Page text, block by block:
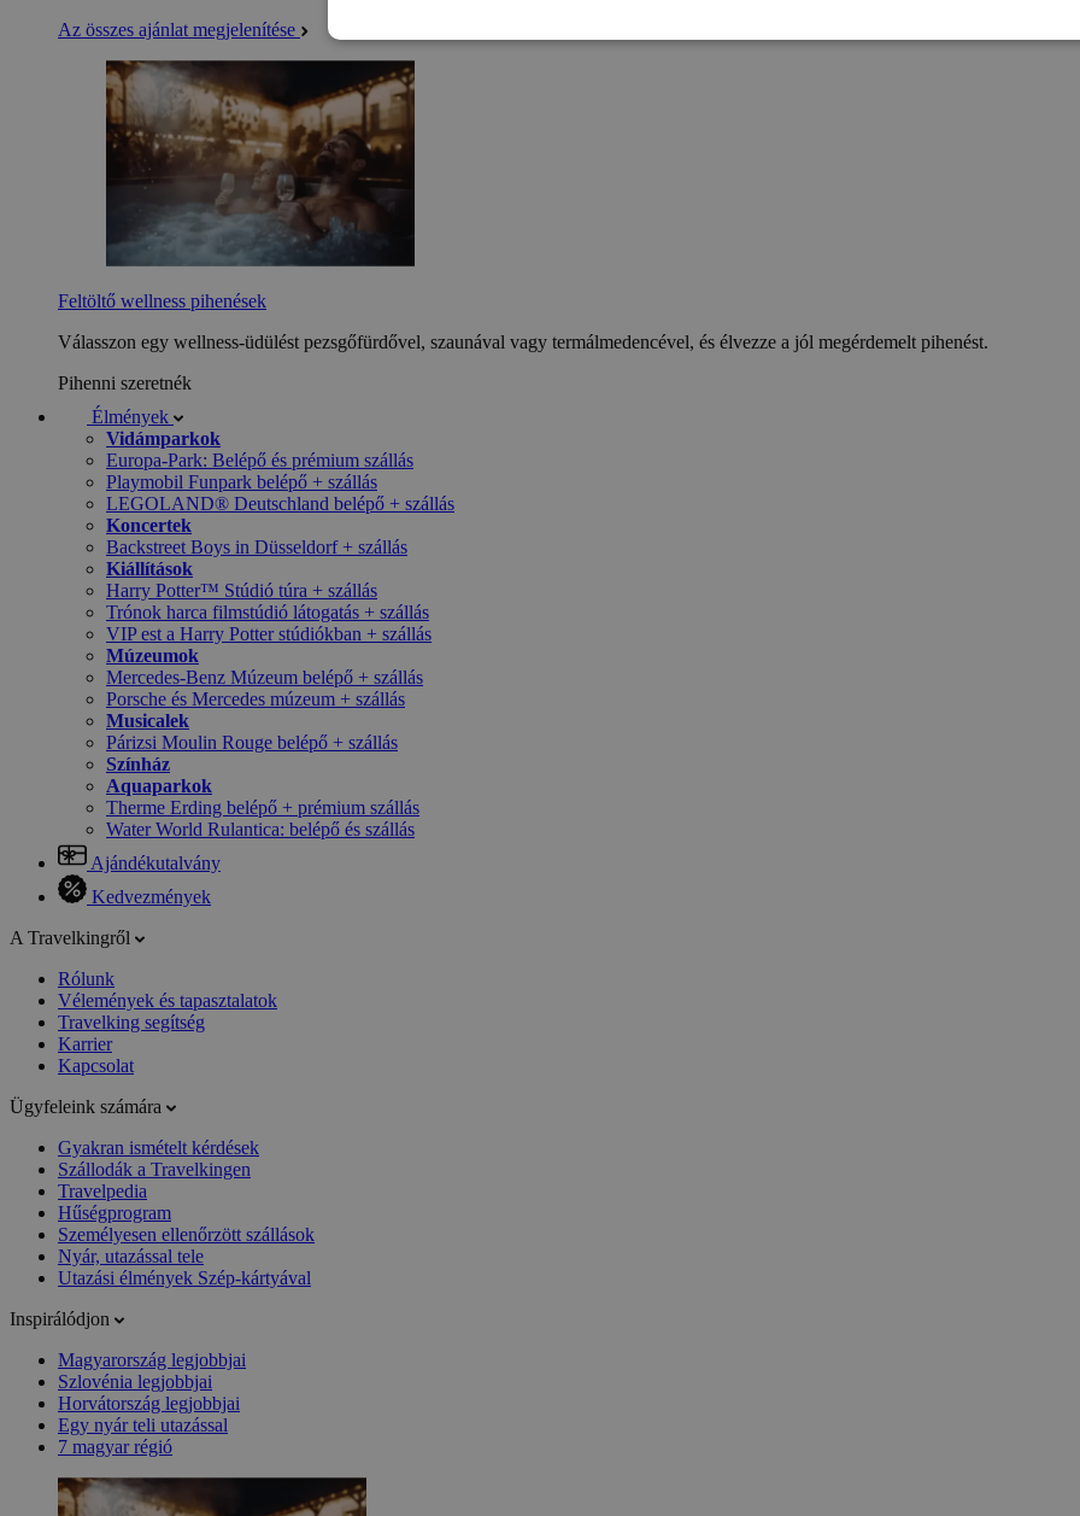
Az összes ajánlat megjelenítése
Feltöltő wellness pihenések
Válasszon egy wellness-üdülést pezsgőfürdővel, szaunával vagy termálmedencével, és élvezze a jól megérdemelt pihenést.
Pihenni szeretnék
Élmények
Vidámparkok
Europa-Park: Belépő és prémium szállás
Playmobil Funpark belépő + szállás
LEGOLAND® Deutschland belépő + szállás
Koncertek
Backstreet Boys in Düsseldorf + szállás
Kiállítások
Harry Potter™ Stúdió túra + szállás
Trónok harca filmstúdió látogatás + szállás
VIP est a Harry Potter stúdiókban + szállás
Múzeumok
Mercedes-Benz Múzeum belépő + szállás
Porsche és Mercedes múzeum + szállás
Musicalek
Párizsi Moulin Rouge belépő + szállás
Színház
Aquaparkok
Therme Erding belépő + prémium szállás
Water World Rulantica: belépő és szállás
Ajándékutalvány
Kedvezmények
A Travelkingről
Rólunk
Vélemények és tapasztalatok
Travelking segítség
Karrier
Kapcsolat
Ügyfeleink számára
Gyakran ismételt kérdések
Szállodák a Travelkingen
Travelpedia
Hűségprogram
Személyesen ellenőrzött szállások
Nyár, utazással tele
Utazási élmények Szép-kártyával
Inspirálódjon
Magyarország legjobbjai
Szlovénia legjobbjai
Horvátország legjobbjai
Egy nyár teli utazással
7 magyar régió